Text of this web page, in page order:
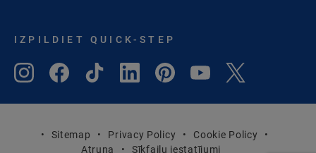
IZPILDIET QUICK-STEP
Sitemap Privacy Policy
Cookie Policy
Atruna
Sīkfailu iestatījumi